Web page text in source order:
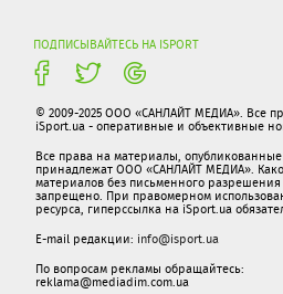
ПОДПИСЫВАЙТЕСЬ НА ISPORT
© 2009-2025 ООО «САНЛАЙТ МЕДИА». Все
iSport.ua - оперативные и объективные
Все права на материалы,
принадлежат ООО «САНЛАЙТ МЕДИА».
материалов без письменного
запрещено. При правомерном
ресурса, гиперссылка на iSport.ua
E-mail редакции: info@isport.ua
По вопросам рекламы обращайтесь:
reklama@mediadim.com.ua